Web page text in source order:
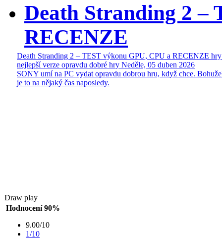
Death Stranding 2 –
RECENZE
Death Stranding 2 – TEST výkonu GPU, CPU a RECENZE hry
nejlepší verze opravdu dobré hry Neděle, 05 duben 2026
SONY umí na PC vydat opravdu dobrou hru, když chce.
je to na nějaký čas naposledy.
Draw play
Hodnocení 90%
9.00/10
1/10